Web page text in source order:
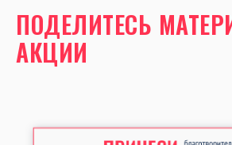
ПОДЕЛИТЕСЬ
АКЦИИ